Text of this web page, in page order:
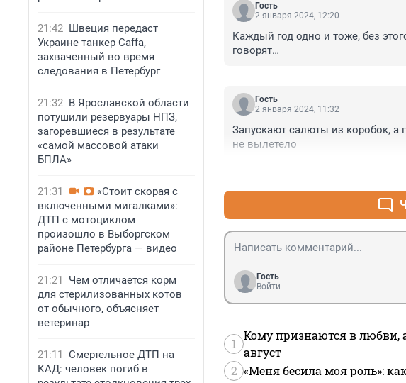
21:42 Швеция передаст
Украине танкер Caffa,
захваченный во время
следования в Петербург
21:32 В Ярославской области
потушили резервуары НПЗ,
загоревшиеся в результате
«самой массовой атаки
БПЛА»
21:31
«Стоит скорая с
включенными мигалками»:
ДТП с мотоциклом
произошло в Выборгском
районе Петербурга — видео
21:21
Чем отличается корм
для стерилизованных котов
от обычного, объясняет
ветеринар
21:11 Смертельное ДТП на
КАД: человек погиб в
Гость
2 января 2024, 12:20
Каждый год одно и тоже, без
говорят…
Гость
2 января 2024, 11:32
Запускают салюты из коробок, а
не вылетело
Гость
Войти
1
Кому признаются в любви,
август
2 «Меня бесила моя роль»: